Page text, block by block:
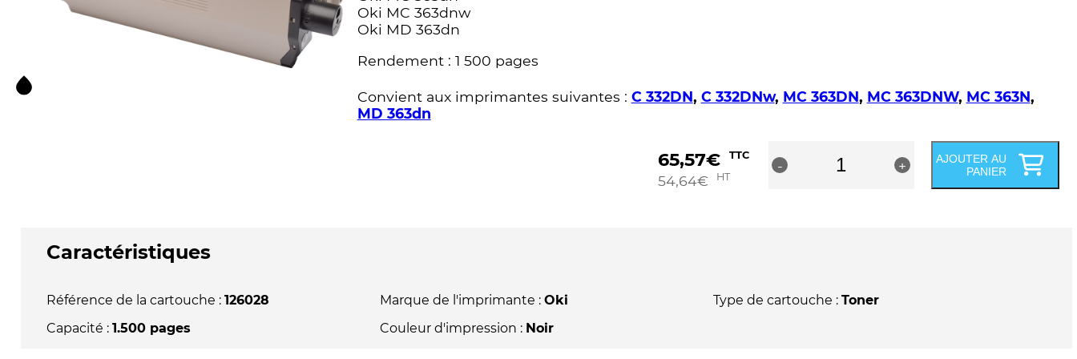
Oki MC 363dnw
Oki MD 363dn
Rendement : 1 500 pages
Convient aux imprimantes suivantes : C 332DN, C 332DNw, MC 363DN, MC 363DNW, MC 363N,
MD 363dn
65,57€ TTC
54,64€ HT
-
-
+
AJOUTER AU
PANIER
Caractéristiques
Référence de la cartouche : 126028
Capacité : 1.500 pages
Marque de l'imprimante : Oki
Couleur d'impression : Noir
Type de cartouche : Toner